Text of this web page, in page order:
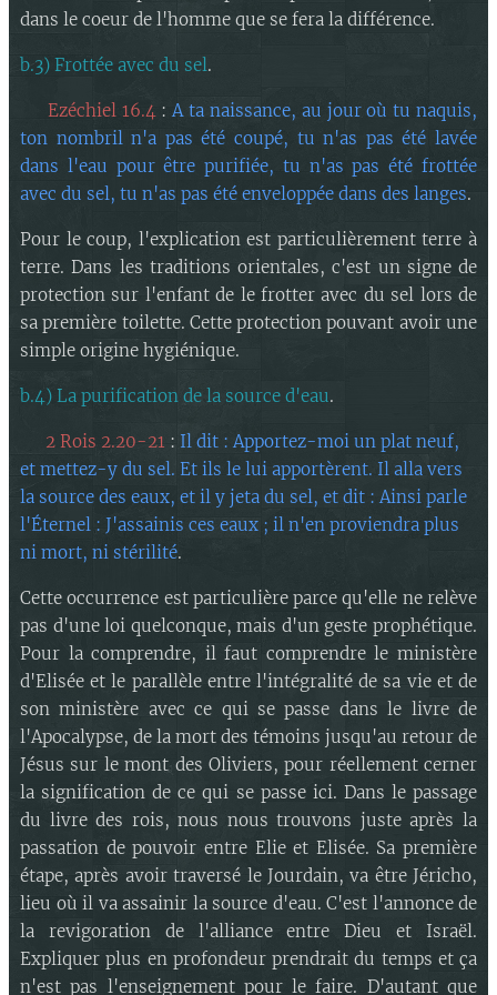
dans le coeur de l'homme que se fera la différence.
b.3) Frottée avec du sel.
​ ​Ezéchiel 16.4:A ta naissance, au jour où tu naquis,
ton nombril n'a pas été coupé, tu n'as pas été lavée
dans l'eau pour être purifiée, tu n'as pas été frottée
avec du sel, tu n'as pas été enveloppée dans des langes.
Pour le coup, l'explication est particulièrement terre à
terre. Dans les traditions orientales, c'est un signe de
protection sur l'enfant de le frotter avec du sel lors de
sa première toilette. Cette protection pouvant avoir une
simple origine hygiénique.
b.4) La purification de la source d'eau.
💠 2 Rois 2.20-21 : Il dit : Apportez-moi un plat neuf,
et mettez-y du sel. Et ils le lui apportèrent. Il alla vers
la source des eaux, et il y jeta du sel, et dit : Ainsi parle
l'Éternel : J'assainis ces eaux ; il n'en proviendra plus
ni mort, ni stérilité.
Cette occurrence est particulière parce qu'elle ne relève
pas d'une loi quelconque, mais d'un geste prophétique.
Pour la comprendre, il faut comprendre le ministère
d'Elisée et le parallèle entre l'intégralité de sa vie et de
son ministère avec ce qui se passe dans le livre de
l'Apocalypse, de la mort des témoins jusqu'au retour de
Jésus sur le mont des Oliviers, pour réellement cerner
la signification de ce qui se passe ici. Dans le passage
du livre des rois, nous nous trouvons juste après la
passation de pouvoir entre Elie et Elisée. Sa première
étape, après avoir traversé le Jourdain, va être Jéricho,
lieu où il va assainir la source d'eau. C'est l'annonce de
la revigoration de l'alliance entre Dieu et Israël.
Expliquer plus en profondeur prendrait du temps et ça
n'est pas l'enseignement pour le faire. D'autant que